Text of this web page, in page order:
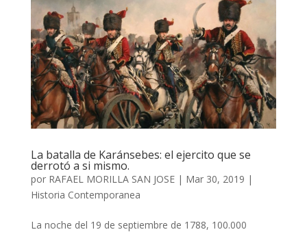
La batalla de Karánsebes: el ejercito que se
derrotó a si mismo.
por RAFAEL MORILLA SAN JOSE| Mar 30, 2019 |
Historia Contemporanea
La noche del 19 de septiembre de 1788, 100.000